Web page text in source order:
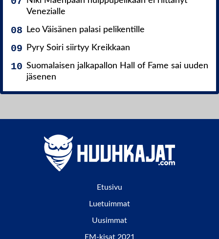
Venezialle
Leo Väisänen palasi pelikentille
Pyry Soiri siirtyy Kreikkaan
Suomalaisen jalkapallon Hall of Fame sai uuden
jäsenen
Etusivu
Luetuimmat
Uusimmat
EM-kisat 2021